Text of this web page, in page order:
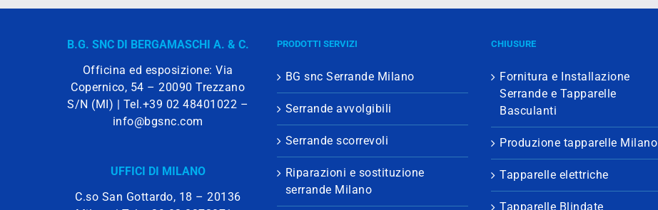
B.G. SNC DI BERGAMASCHI A. & C.
Officina ed esposizione: Via
Copernico, 54 – 20090 Trezzano
S/N (MI) | Tel.+39 02 48401022 –
info@bgsnc.com
UFFICI DI MILANO
C.so San Gottardo, 18 – 20136
PRODOTTI SERVIZI
BG snc Serrande Milano
Serrande avvolgibili
Serrande scorrevoli
Riparazioni e sostituzione
serrande Milano
CHIUSURE
Fornitura e Installazione
Serrande e Tapparelle
Basculanti
Produzione tapparelle Milano
Tapparelle elettriche
Tapparelle Blindate